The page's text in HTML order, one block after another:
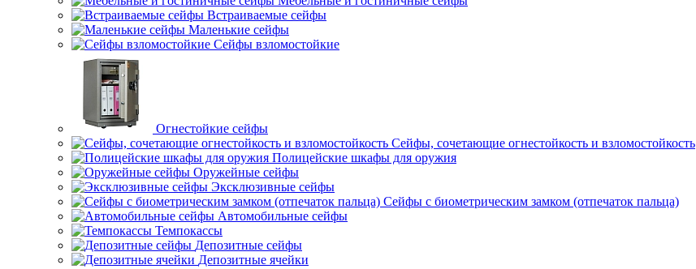
Встраиваемые сейфы
Маленькие сейфы
Сейфы взломостойкие
Огнестойкие сейфы
Сейфы, сочетающие огнестойкость и взломостойкость
Полицейские шкафы для оружия
Оружейные сейфы
Эксклюзивные сейфы
Сейфы с биометрическим замком (отпечаток пальца)
Автомобильные сейфы
Темпокассы
Депозитные сейфы
Депозитные ячейки